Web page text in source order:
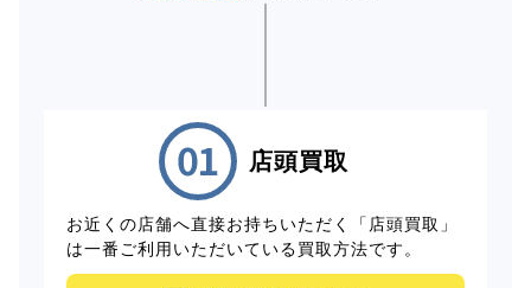
店頭買取
お近くの店舗へ直接お持ちいただく「店頭買取」
は一番ご利用いただいている買取方法です。